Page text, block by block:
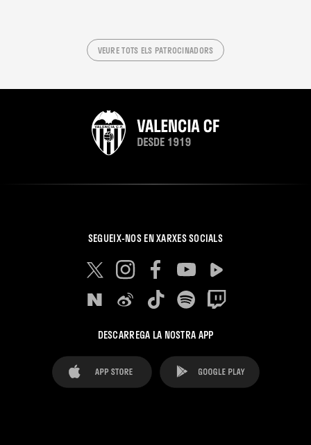
VEURE TOTS ELS PATROCINADORS
SEGUEIX-NOS EN XARXES SOCIALS
DESCARREGA LA NOSTRA APP